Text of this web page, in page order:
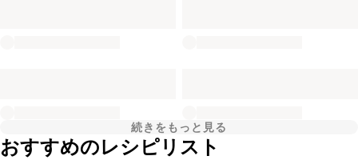
続きをもっと見る
おすすめのレシピリスト